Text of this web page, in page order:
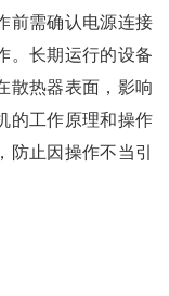
前需确认电源连接
。长期运行的设备
散热器表面，影响
的工作原理和操作
止因操作不当引